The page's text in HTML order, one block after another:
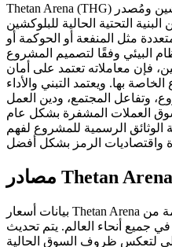
العقود الآجلة USDC
Thetan Arena (THG) هو رمز رقمي قائم على البلوكشين ومُصدر
التحتية الحالية للبلوكشين
مثل المنفعة أو الحوكمة أو
فإن معاملاته تعتمد على أمان
بها. ويعتمد التبني والأداء
وتفاعل المجتمع، ودين العمل
الرسمية للمشروع لفهم
مصادر Thetan Arena
بيانات أسعار Thetan Arena مقدمة من CoinMarketCap ومجمعة من
جميع أنحاء العالم. يتم تحديث